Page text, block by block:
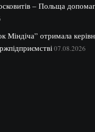
– Польща
Міндіча” отримала
07.08.2026